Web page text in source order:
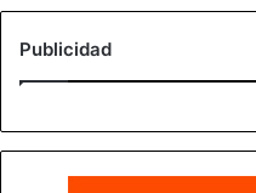
Publicidad